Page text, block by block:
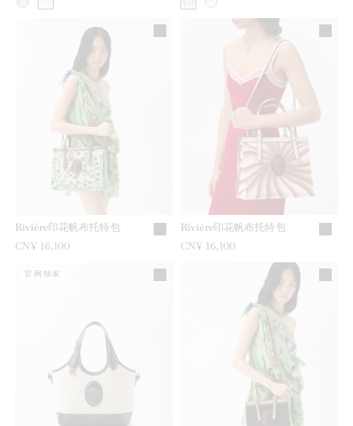
Rivière印花帆布托特包
CN¥ 16,100
Rivière印花帆布托特包
CN¥ 16,100
官网独家